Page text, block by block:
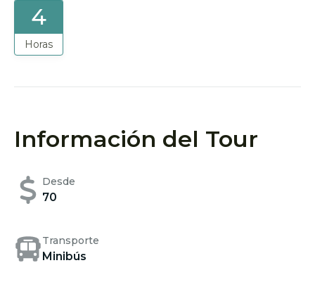
4
Horas
Información del Tour
Desde
70
Transporte
Minibús